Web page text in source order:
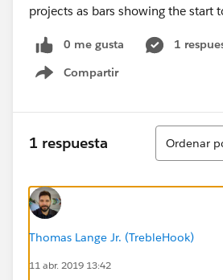
projects as bars showing the start
0 me gusta
1
Compartir
Show menu
1 respuesta
Ordenar
Ordenar
Thomas Lange Jr. (TrebleHook)
11 abr. 2019 13:42